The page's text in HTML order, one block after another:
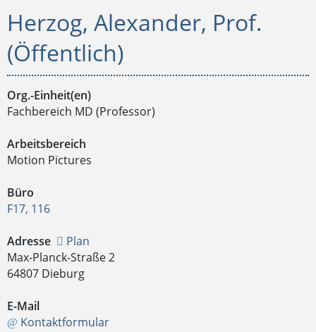
Herzog, Alexander, Prof.
(Öffentlich)
Org.-Einheit(en)
Fachbereich MD (Professor)
Arbeitsbereich
Motion Pictures
Büro
F17, 116
Adresse
Plan
Max-Planck-Straße 2
64807 Dieburg
E-Mail
Kontaktformular